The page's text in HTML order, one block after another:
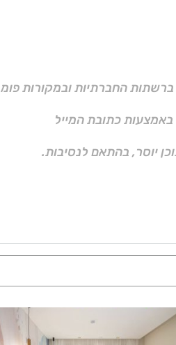
החברתיות ובמקורות
באמצעות כתובת המייל
יוסר, בהתאם לנסיבות.